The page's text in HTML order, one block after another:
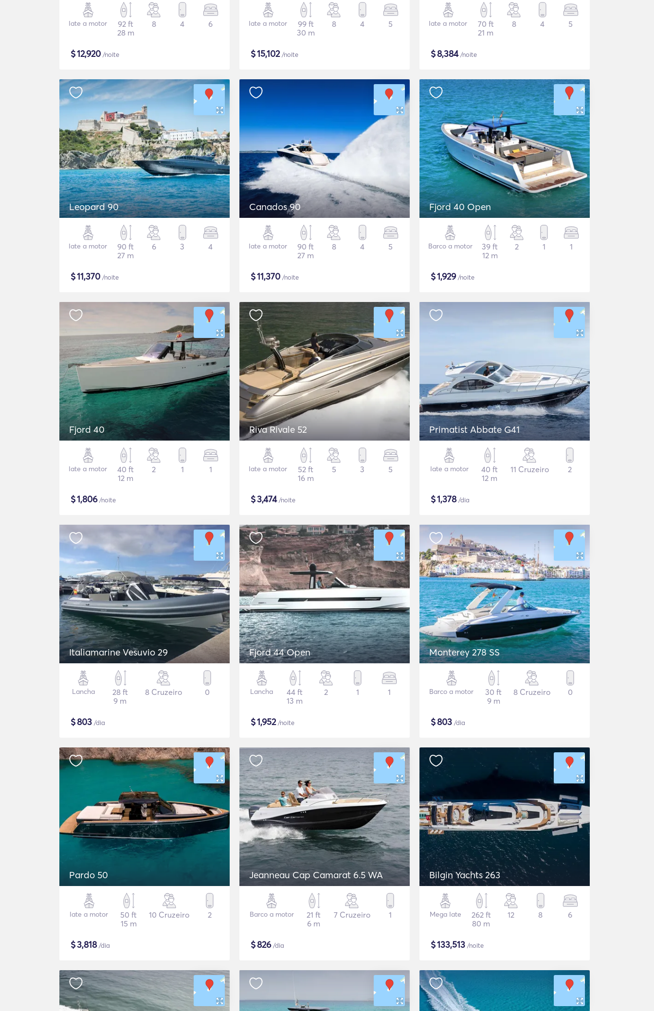
Iate a motor
92 ft
28 m
8 4 6
$12,920 /noite
Iate a motor
99 ft
30 m
8 4 5
$15,102/noite
Iate a motor
70 ft
21 m
8 4 5
$8,384/noite
Leopard 90
Iate a motor
90 ft
27 m
6 3 4
$11,370 /noite
Canados 90
Iate a motor
90 ft
27 m
8 4 5
$11,370 /noite
Fjord 40 Open
Barco a motor
39 ft
12 m
2 1 1
$1,929/noite
Fjord 40
Iate a motor
40 ft
12 m
2 1 1
$1,806/noite
Riva Rivale 52
Iate a motor
52 ft
16 m
5 3 5
$3,474/noite
Primatist Abbate G41
Iate a motor
40 ft
12 m
11 Cruzeiro 2
$1,378/dia
Italiamarine Vesuvio 29
Lancha
28 ft
9 m
8 Cruzeiro 0
$803 /dia
Fjord 44 Open
Lancha
44 ft
13 m
2 1 1
$1,952/noite
Monterey 278 SS
Barco a motor
30 ft
9 m
8 Cruzeiro 0
$803 /dia
Pardo 50
Iate a motor
50 ft
15 m
10 Cruzeiro 2
$3,818/dia
Jeanneau Cap Camarat 6.5 WA
Barco a motor
21 ft
6 m
7 Cruzeiro 1
$826/dia
Bilgin Yachts 263
Mega Iate
262 ft
80 m
12 8 6
$133,513 /noite